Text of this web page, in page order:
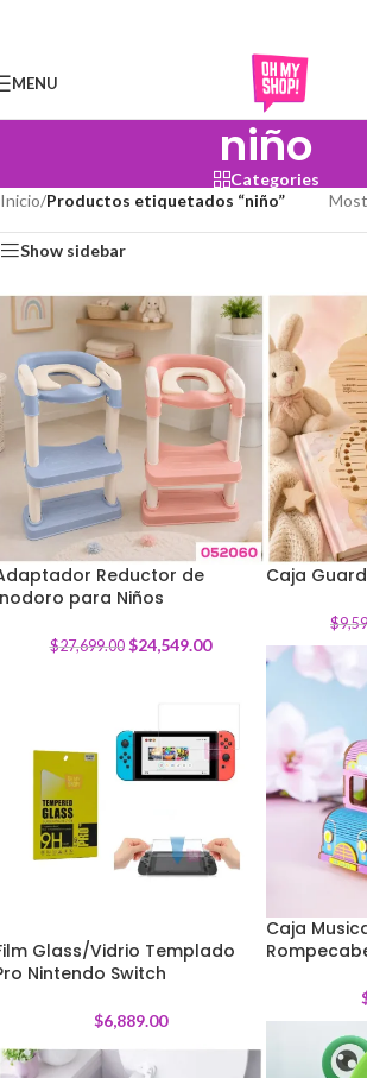
MENU
niño
Categories
Inicio/Productos etiquetados “niño”
Show sidebar
-11%
Reductor de
para Niños
$27,699.00 $24,549.00
Caja
$
Caja
Glass/Vidrio Templado
Nintendo Switch
$6,889.00